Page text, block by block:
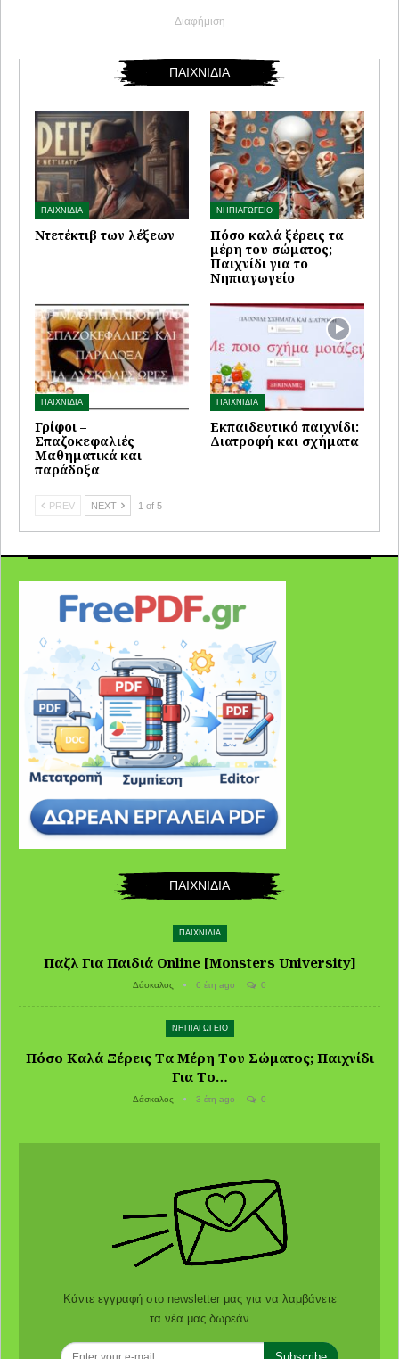
Διαφήμιση
ΠΑΙΧΝΙΔΙΑ
ΠΑΙΧΝΙΔΙΑ
Ντετέκτιβ των λέξεων
ΝΗΠΙΑΓΩΓΕΙΟ
Πόσο καλά ξέρεις τα
μέρη του σώματος;
Παιχνίδι για το
Νηπιαγωγείο
ΠΑΙΧΝΙΔΙΑ
Γρίφοι –
Σπαζοκεφαλιές
Μαθηματικά και
παράδοξα
ΠΑΙΧΝΙΔΙΑ
Εκπαιδευτικό παιχνίδι:
Διατροφή και σχήματα
PREV NEXT 1 of 5
ΠΑΙΧΝΙΔΙΑ
ΠΑΙΧΝΙΔΙΑ
Παζλ Για Παιδιά Online [Monsters University]
Δάσκαλος 6 έτη ago 0
ΝΗΠΙΑΓΩΓΕΙΟ
Πόσο Καλά Ξέρεις Τα Μέρη Του Σώματος; Παιχνίδι
Για Το…
Δάσκαλος 3 έτη ago 0
Κάντε εγγραφή στο newsletter μας για να λαμβάνετε
τα νέα μας δωρεάν